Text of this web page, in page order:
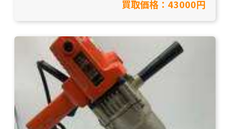
買取価格：43000円